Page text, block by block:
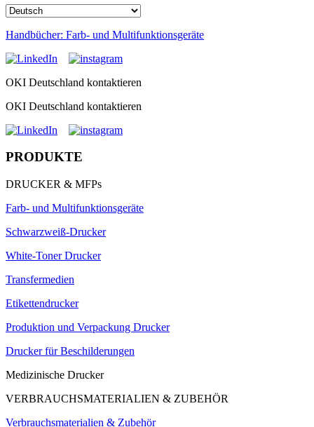
Handbücher: Farb- und Multifunktionsgeräte
OKI Deutschland kontaktieren
OKI Deutschland kontaktieren
PRODUKTE
DRUCKER & MFPs
Farb- und Multifunktionsgeräte
Schwarzweiß-Drucker
White-Toner Drucker
Transfermedien
Etikettendrucker
Produktion und Verpackung Drucker
Drucker für Beschilderungen
Medizinische Drucker
VERBRAUCHSMATERIALIEN & ZUBEHÖR
Verbrauchsmaterialien & Zubehör